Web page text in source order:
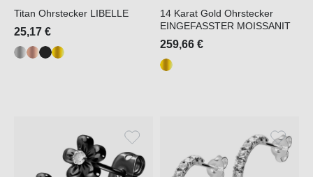
Titan Ohrstecker LIBELLE
25,17 €
14 Karat Gold Ohrstecker
EINGEFASSTER MOISSANIT
259,66 €